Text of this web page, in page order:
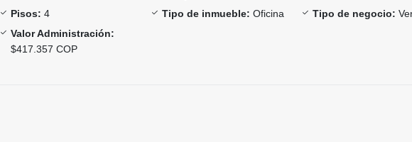
Pisos: 4 Tipo de inmueble: Oficina Tipo de negocio:
Valor Administración:
$417.357 COP